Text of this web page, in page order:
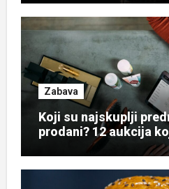
Zabava
Koji su najskuplji
prodani? 12 aukcija